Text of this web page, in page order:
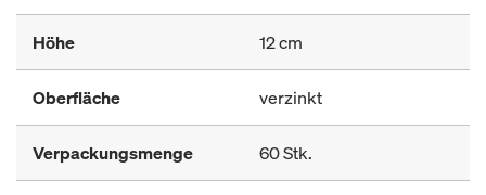
Höhe 12 cm
Oberfläche verzinkt
Verpackungsmenge 60 Stk.